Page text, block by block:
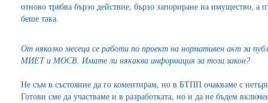
отново трябва бързо действие, бързо запориране на имущество,
беше така.
От няколко месеца се работи по проект на нормативен акт за
МИЕТ и МОСВ. Имате ли някаква информация за този закон?
Не съм в състояние да го коментирам, но в БТПП очакваме с
Готови сме да участваме и в разработката, но и да не бъдем